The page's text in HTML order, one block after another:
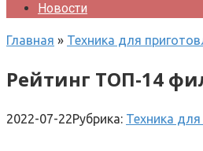
Новости
Главная » Техника для
Рейтинг ТОП-14
2022-07-22Рубрика: Техника